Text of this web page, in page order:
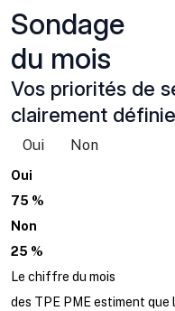
Sondage
du mois
Vos priorités de
clairement
Oui Non
Oui
75 %
Non
25 %
Le chiffre du mois
des TPE PME estiment que